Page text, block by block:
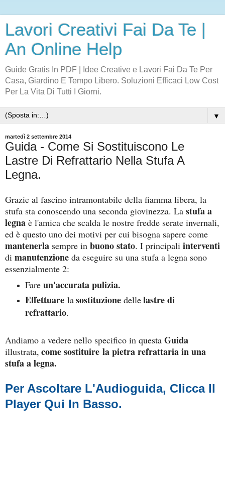
Lavori Creativi Fai Da Te |
An Online Help
Guide Gratis In PDF | Idee Creative e Lavori Fai Da Te Per
Casa, Giardino E Tempo Libero. Soluzioni Efficaci Low Cost
Per La Vita Di Tutti I Giorni.
▼
martedì 2 settembre 2014
Guida - Come Si Sostituiscono Le
Lastre Di Refrattario Nella Stufa A
Legna.
Grazie al fascino intramontabile della fiamma libera, la
stufa sta conoscendo una seconda giovinezza. La stufa a
legna è l'amica che scalda le nostre fredde serate invernali,
ed è questo uno dei motivi per cui bisogna sapere come
mantenerla sempre in buono stato. I principali interventi
di manutenzione da eseguire su una stufa a legna sono
essenzialmente 2:
Fare un'accuratapulizia.
Effettuarelasostituzionedellelastre di
refrattario.
Andiamo a vedere nello specifico in questa Guida
illustrata, come sostituire la pietra refrattaria in una
stufa a legna.
Per Ascoltare L'Audioguida, Clicca Il
Player Qui In Basso.